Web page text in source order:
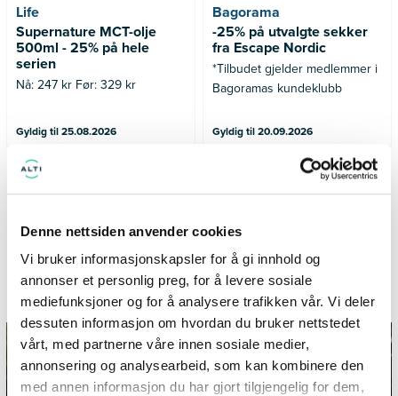
Denne nettsiden anvender cookies
Vi bruker informasjonskapsler for å gi innhold og
annonser et personlig preg, for å levere sosiale
mediefunksjoner og for å analysere trafikken vår. Vi deler
dessuten informasjon om hvordan du bruker nettstedet
vårt, med partnerne våre innen sosiale medier,
annonsering og analysearbeid, som kan kombinere den
med annen informasjon du har gjort tilgjengelig for dem,
Life
Supernature MCT-olje
500ml - 25% på hele
serien
Nå: 247 kr Før: 329 kr
Gyldig til 25.08.2026
Bagorama
-25% på utvalgte sekker
fra Escape Nordic
*Tilbudet gjelder medlemmer i
Bagoramas kundeklubb
Gyldig til 20.09.2026
Informasjon og inspirasjon fra City Syd